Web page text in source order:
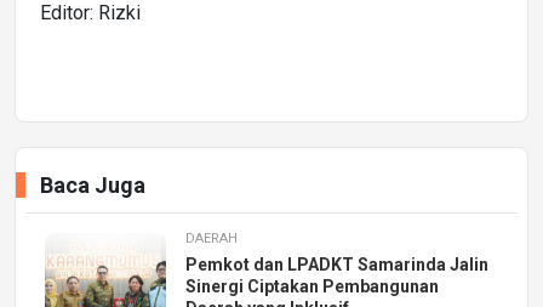
Editor: Rizki
Baca Juga
DAERAH
Pemkot dan LPADKT Samarinda Jalin
Sinergi Ciptakan Pembangunan